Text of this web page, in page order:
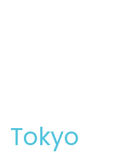
Tokyo